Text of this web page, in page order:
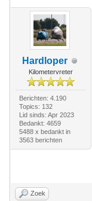
Hardloper
Kilometervreter
Berichten: 4.190
Topics: 132
Lid sinds: Apr 2023
Bedankt: 4659
5488 x bedankt in
3563 berichten
Zoek